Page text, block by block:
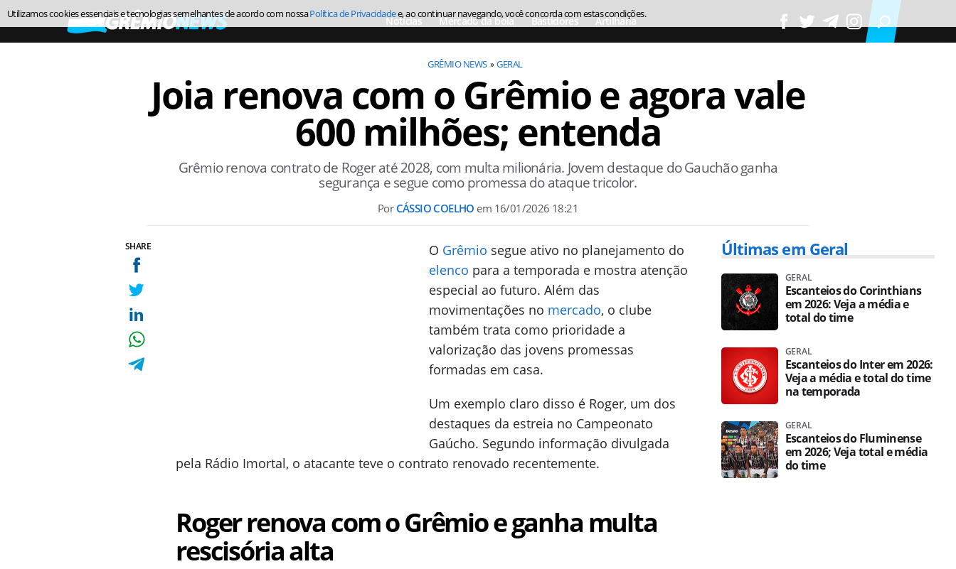
Notícias Mercado da bola Bastidores Artilharia
GRÊMIO NEWS GERAL
Joia renova com o Grêmio e agora vale
600 milhões; entenda
Grêmio renova contrato de Roger até 2028, com multa milionária. Jovem destaque do Gauchão ganha
segurança e segue como promessa do ataque tricolor.
Por CÁSSIO COELHO em 16/01/2026 18:21
SHARE O Grêmio segue ativo no planejamento do
elenco para a temporada e mostra atenção
especial ao futuro. Além das
movimentações no mercado, o clube
também trata como prioridade a
valorização das jovens promessas
formadas em casa.
Um exemplo claro disso é Roger, um dos
destaques da estreia no Campeonato
Gaúcho. Segundo informação divulgada
pela Rádio Imortal, o atacante teve o contrato renovado recentemente.
Roger renova com o Grêmio e ganha multa
rescisória alta
Últimas em Geral
GERAL
Escanteios do Corinthians
em 2026: Veja a média e
total do time
GERAL
Escanteios do Inter em 2026:
Veja a média e total do time
na temporada
GERAL
Escanteios do Fluminense
em 2026; Veja total e média
do time
Utilizamos cookies essenciais e tecnologias semelhantes de acordo com nossaPolítica de Privacidadee, ao continuar navegando, você concorda com estas condições.